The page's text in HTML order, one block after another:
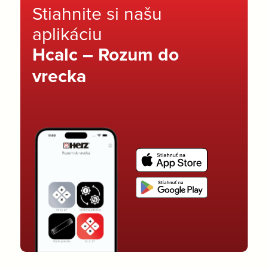
Stiahnite si našu
aplikáciu
Hcalc – Rozum do
vrecka